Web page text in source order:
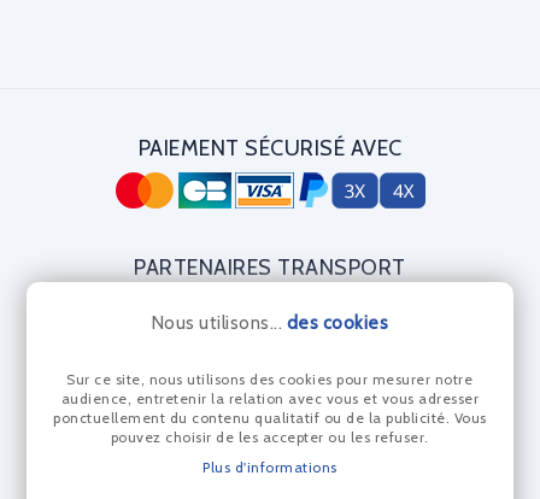
Nous utilisons... des cookies
Sur ce site, nous utilisons des cookies pour mesurer notre
audience, entretenir la relation avec vous et vous adresser
ponctuellement du contenu qualitatif ou de la publicité. Vous
pouvez choisir de les accepter ou les refuser.
Plus d'informations
PAIEMENT SÉCURISÉ AVEC
PARTENAIRES TRANSPORT
CERTIFICAT DIAMANT